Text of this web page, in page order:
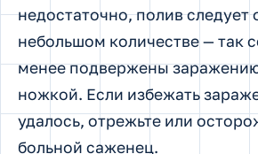
недостаточно, полив следует
небольшом количестве — так
менее подвержены
ножкой. Если избежать
удалось, отрежьте или
больной саженец.